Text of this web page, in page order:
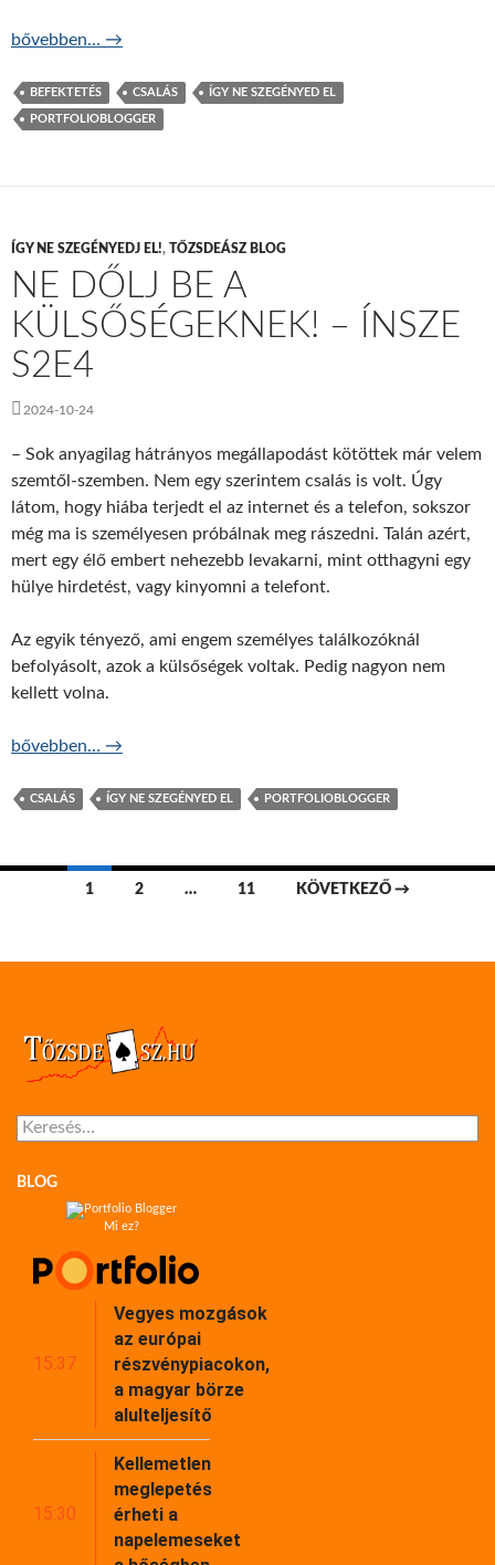
A pénzzabáló marketinges trükk – ÍNSZE S2E5
bővebben… →
BEFEKTETÉS CSALÁS ÍGY NE SZEGÉNYED EL
PORTFOLIOBLOGGER
ÍGY NE SZEGÉNYEDJ EL!, TŐZSDEÁSZ BLOG
NE DŐLJ BE A
KÜLSŐSÉGEKNEK! – ÍNSZE
S2E4
2024-10-24
– Sok anyagilag hátrányos megállapodást kötöttek már velem
szemtől-szemben. Nem egy szerintem csalás is volt. Úgy
látom, hogy hiába terjedt el az internet és a telefon, sokszor
még ma is személyesen próbálnak meg rászedni. Talán azért,
mert egy élő embert nehezebb levakarni, mint otthagyni egy
hülye hirdetést, vagy kinyomni a telefont.
Az egyik tényező, ami engem személyes találkozóknál
befolyásolt, azok a külsőségek voltak. Pedig nagyon nem
kellett volna.
Ne dőlj be a külsőségeknek! – ÍNSZE S2E4
bővebben… →
CSALÁS ÍGY NE SZEGÉNYED EL PORTFOLIOBLOGGER
Bejegyzések
1 2 … 11 KÖVETKEZŐ →
Keresés:
BLOG
Mi ez?
15:37
Vegyes mozgások
az európai
részvénypiacokon,
a magyar börze
alulteljesítő
15:30
Kellemetlen
meglepetés
érheti a
napelemeseket